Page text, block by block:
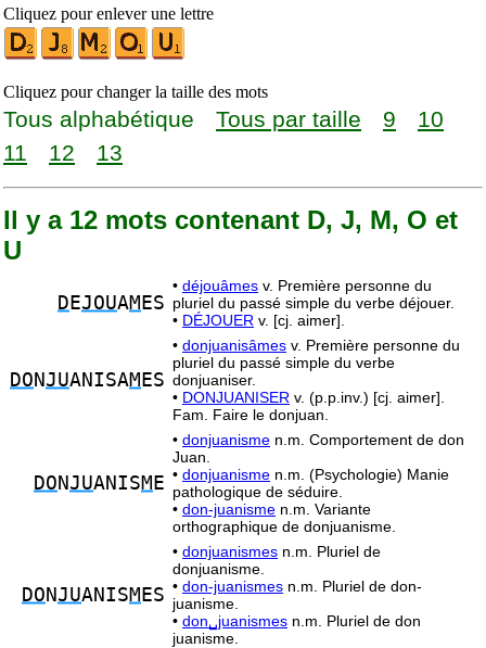
Cliquez pour enlever une lettre
Cliquez pour changer la taille des mots
Tous alphabétique Tous par taille 9
10
11
12 13
Il y a 12 mots contenant D, J, M, O et
U
D EJOUAM ES
• déjouâmes v. Première personne du
pluriel du passé simple du verbe déjouer.
• DÉJOUER v. [cj. aimer].
DO N JUANISAM ES
• donjuanisâmes v. Première personne du
pluriel du passé simple du verbe
donjuaniser.
• DONJUANISER v. (p.p.inv.) [cj. aimer].
Fam. Faire le donjuan.
DO N JUANISM E
• donjuanisme n.m. Comportement de don
Juan.
• donjuanisme n.m. (Psychologie) Manie
pathologique de séduire.
• don-juanisme n.m. Variante
orthographique de donjuanisme.
DO N JUANISM ES
• donjuanismes n.m. Pluriel de
donjuanisme.
• don-juanismes n.m. Pluriel de don-
juanisme.
• don␣juanismes n.m. Pluriel de don
juanisme.